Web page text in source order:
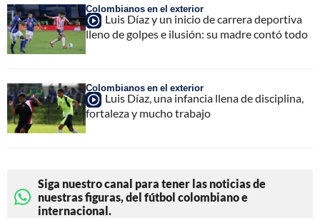
Colombianos en el exterior
Luis Díaz y un inicio de carrera deportiva
lleno de golpes e ilusión: su madre contó todo
Colombianos en el exterior
Luis Díaz, una infancia llena de disciplina,
fortaleza y mucho trabajo
Siga nuestro canal para tener las noticias de
nuestras figuras, del fútbol colombiano e
internacional.